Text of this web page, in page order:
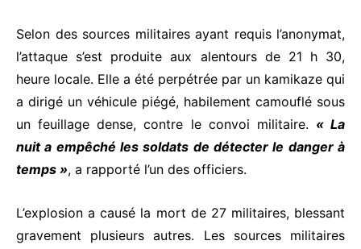
Selon des sources militaires ayant requis l’anonymat,
l’attaque s’est produite aux alentours de 21 h 30,
heure locale. Elle a été perpétrée par un kamikaze qui
a dirigé un véhicule piégé, habilement camouflé sous
un feuillage dense, contre le convoi militaire. « La
nuit a empêché les soldats de détecter le danger à
temps », a rapporté l’un des officiers.
L’explosion a causé la mort de 27 militaires, blessant
gravement plusieurs autres. Les sources militaires